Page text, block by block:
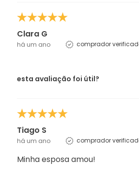
Clara G
há um ano comprador
esta avaliação foi útil?
Tiago S
há um ano comprador
Minha esposa amou!